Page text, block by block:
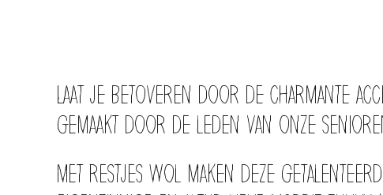
Laat je betoveren door de charmante
gemaakt door de leden van onze
Met restjes wol maken deze